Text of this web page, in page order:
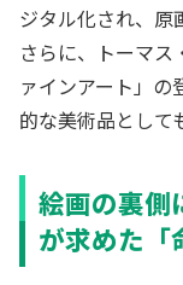
ジタル化され、原
さらに、トーマス
ァインアート」の
的な美術品として
絵画の裏側
が求めた「